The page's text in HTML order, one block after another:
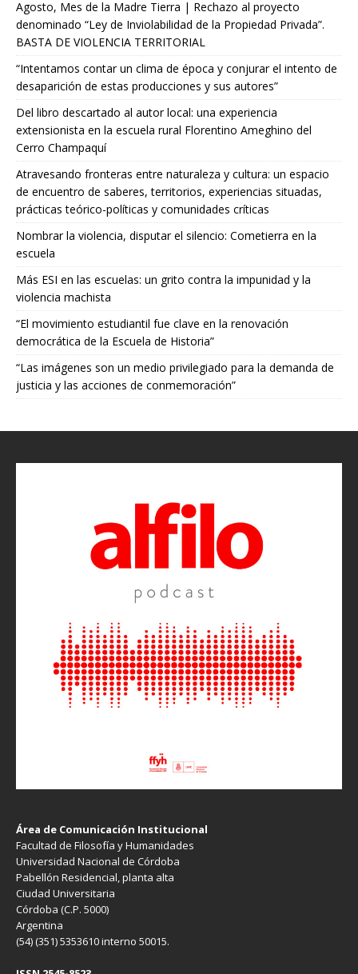
Agosto, Mes de la Madre Tierra | Rechazo al proyecto
denominado “Ley de Inviolabilidad de la Propiedad Privada”.
BASTA DE VIOLENCIA TERRITORIAL
“Intentamos contar un clima de época y conjurar el intento de
desaparición de estas producciones y sus autores”
Del libro descartado al autor local: una experiencia
extensionista en la escuela rural Florentino Ameghino del
Cerro Champaquí
Atravesando fronteras entre naturaleza y cultura: un espacio
de encuentro de saberes, territorios, experiencias situadas,
prácticas teórico-políticas y comunidades críticas
Nombrar la violencia, disputar el silencio: Cometierra en la
escuela
Más ESI en las escuelas: un grito contra la impunidad y la
violencia machista
“El movimiento estudiantil fue clave en la renovación
democrática de la Escuela de Historia”
“Las imágenes son un medio privilegiado para la demanda de
justicia y las acciones de conmemoración”
Área de Comunicación Institucional
Facultad de Filosofía y Humanidades
Universidad Nacional de Córdoba
Pabellón Residencial, planta alta
Ciudad Universitaria
Córdoba (C.P. 5000)
Argentina
(54) (351) 5353610 interno 50015.